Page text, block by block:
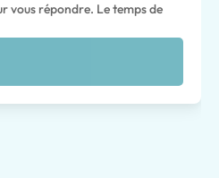
vous répondre. Le temps de